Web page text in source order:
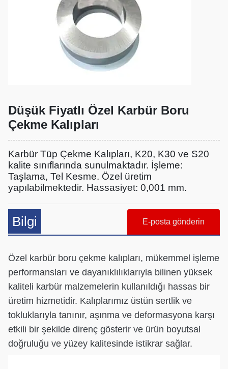
Düşük Fiyatlı Özel Karbür Boru
Çekme Kalıpları
Karbür Tüp Çekme Kalıpları, K20, K30 ve S20
kalite sınıflarında sunulmaktadır. İşleme:
Taşlama, Tel Kesme. Özel üretim
yapılabilmektedir. Hassasiyet: 0,001 mm.
Bilgi E-posta gönderin
Özel karbür boru çekme kalıpları, mükemmel işleme
performansları ve dayanıklılıklarıyla bilinen yüksek
kaliteli karbür malzemelerin kullanıldığı hassas bir
üretim hizmetidir. Kalıplarımız üstün sertlik ve
tokluklarıyla tanınır, aşınma ve deformasyona karşı
etkili bir şekilde direnç gösterir ve ürün boyutsal
doğruluğu ve yüzey kalitesinde istikrar sağlar.